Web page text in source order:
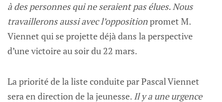
à des personnes qui ne seraient pas élues. Nous
travaillerons aussi avec l’oppositionpromet M.
Viennet qui se projette déjà dans la perspective
d’une victoire au soir du 22 mars.
La priorité de la liste conduite par Pascal Viennet
sera en direction de la jeunesse. Il y a une urgence